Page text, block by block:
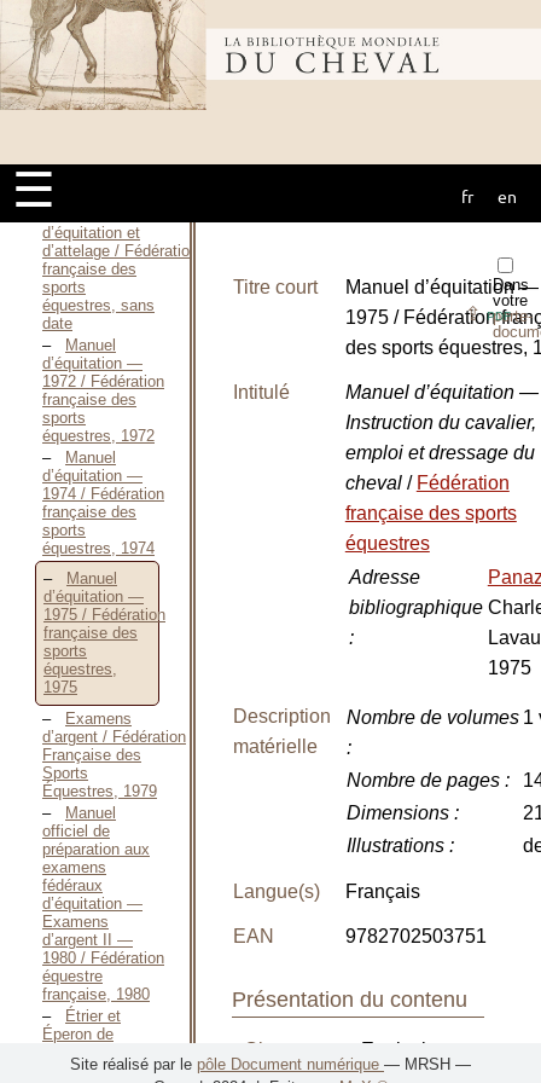
Bibliothèque
mondiale du
cheval
☰ fr en
d’équitation —
1968 / Fédération
française des
sports
équestres, 1968
Manuel
sports
équestres, 1969
d’équitation et
d’attelage / Fédération
française des
sports
équestres, sans
date
Manuel
d’équitation —
1972 / Fédération
française des
sports
équestres, 1972
Manuel
d’équitation —
1974 / Fédération
française des
sports
équestres, 1974
Manuel
d’équitation —
1975 / Fédération
française des
sports
équestres,
1975
Examens
d’argent / Fédération
Française des
Sports
Équestres, 1979
Manuel
officiel de
préparation aux
examens
fédéraux
d’équitation —
Examens
d’argent II —
1980 / Fédération
équestre
française, 1980
Étrier et
Éperon de
française
Dans
votre
porte-
⇪PDF
Titre court
Manuel d’équitation —
1975 / Fédération
des sports équestres,
Intitulé
Manuel d’équitation —
Instruction du cavalier,
emploi et dressage du
cheval / Fédération
française des sports
équestres
Adresse
bibliographique
:
1975
Description
matérielle
Nombre de volumes
:
1
Nombre de pages:
Dimensions:
Illustrations:
Langue(s) Français
EAN 9782702503751
Présentation du contenu
Classement
: Equitation
Site réalisé par le pôle Document numérique — MRSH —